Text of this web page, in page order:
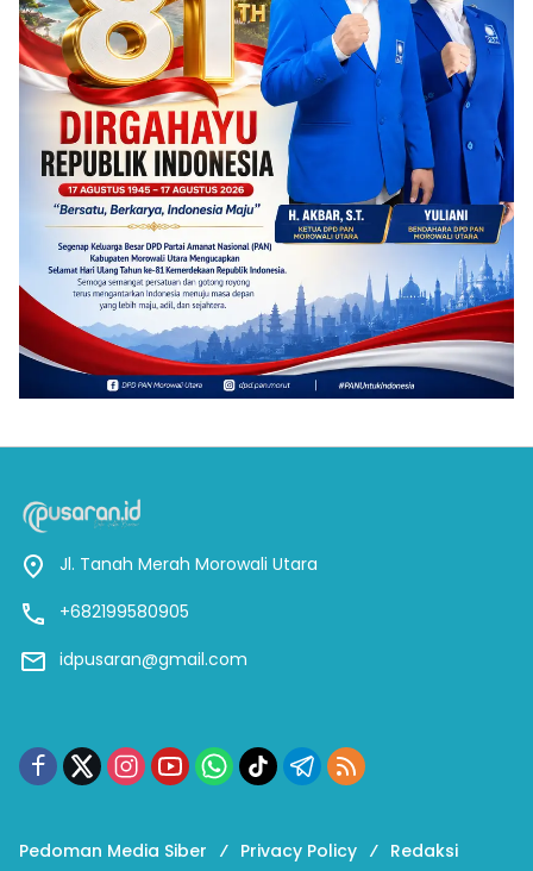
Jl. Tanah Merah Morowali Utara
+682199580905
idpusaran@gmail.com
Pedoman Media Siber Privacy Policy Redaksi